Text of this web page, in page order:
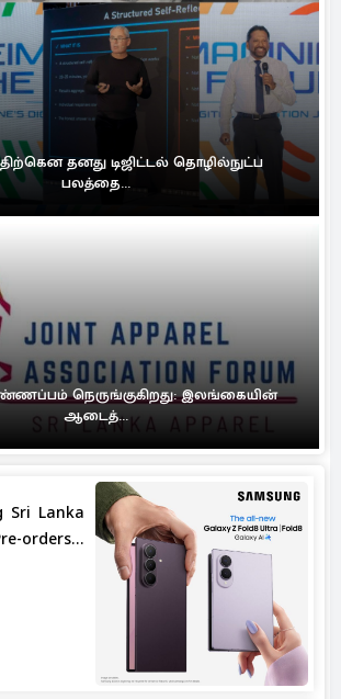
தனது டிஜிட்டல் தொழில்நுட்ப
பலத்தை...
நெருங்குகிறது: இலங்கையின்
ஆடைத்...
Sri Lanka
orders...